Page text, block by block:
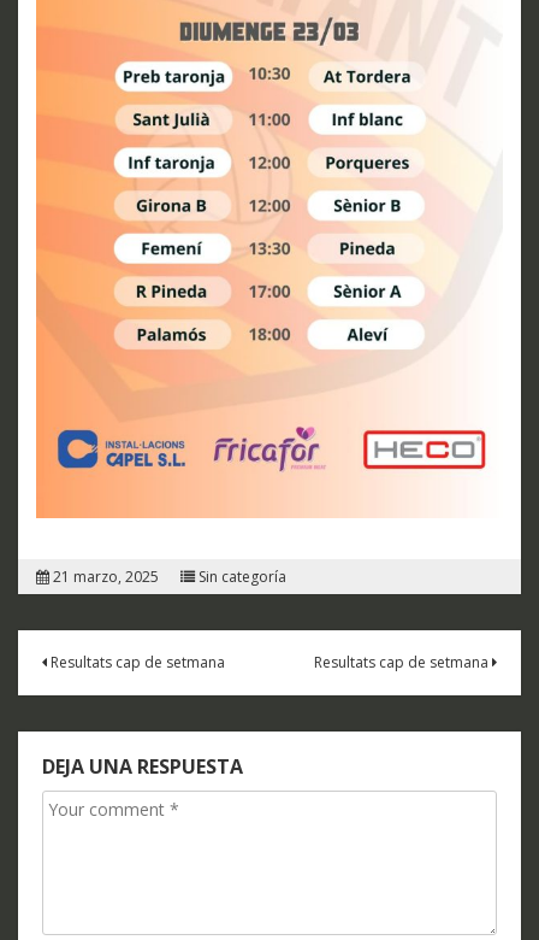
21 marzo, 2025 Sin categoría
Navegación
de
entradas
Resultats cap de setmana Resultats cap de setmana
DEJA UNA RESPUESTA
Comment